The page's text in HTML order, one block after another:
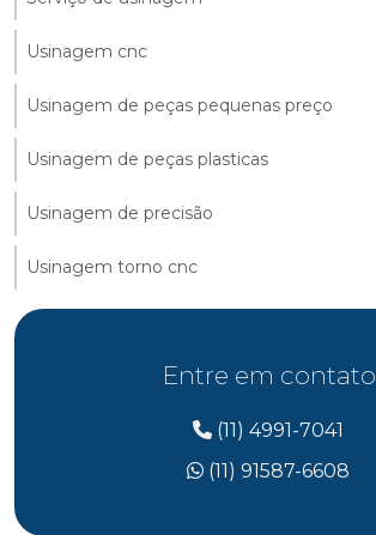
Usinagem cnc
Usinagem de peças pequenas preço
Usinagem de peças plasticas
Usinagem de precisão
Usinagem torno cnc
Entre em contato
(11) 4991-7041
(11) 91587-6608